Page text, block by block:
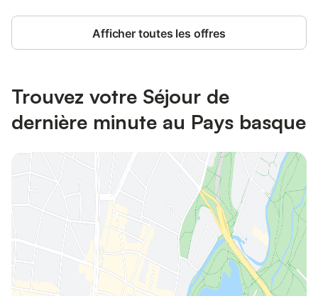
Afficher toutes les offres
Trouvez votre Séjour de
dernière minute au Pays basque